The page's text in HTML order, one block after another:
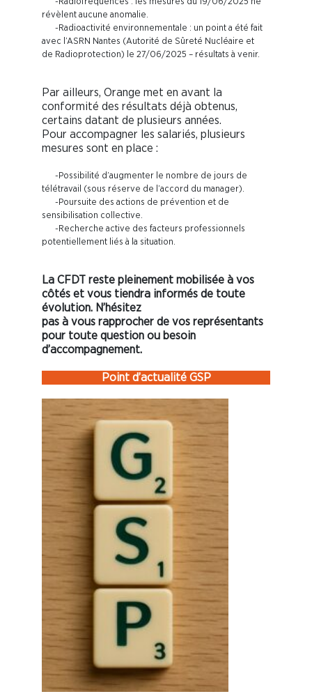
révèlent aucune anomalie.
-Radioactivité environnementale : un point a été fait
avec l’ASRN Nantes (Autorité de Sûreté Nucléaire et
de Radioprotection) le 27/06/2025 – résultats à venir.
Par ailleurs, Orange met en avant la
conformité des résultats déjà obtenus,
certains datant de plusieurs années.
Pour accompagner les salariés, plusieurs
mesures sont en place :
-Possibilité d’augmenter le nombre de jours de
télétravail (sous réserve de l’accord du manager).
-Poursuite des actions de prévention et de
sensibilisation collective.
-Recherche active des facteurs professionnels
potentiellement liés à la situation.
La CFDT reste pleinement mobilisée à vos
côtés et vous tiendra informés de toute
évolution. N’hésitez
pas à vous rapprocher de vos représentants
pour toute question ou besoin
d’accompagnement.
Point d’actualité GSP